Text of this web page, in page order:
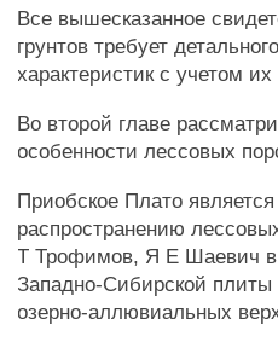
Все вышесказанное
грунтов требует
характеристик с учетом
Во второй главе
особенности лессовых
Приобское Плато
распространению
Т Трофимов, Я Е Шаевич
Западно-Сибирской плиты
озерно-аллювиальных